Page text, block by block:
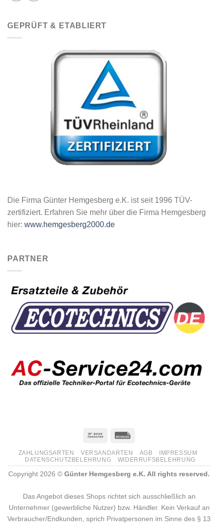
GEPRÜFT & ETABLIERT
Die Firma Günter Hemgesberg e.K. ist seit 1996 TÜV-
zertifiziert. Erfahren Sie mehr über die Firma Hemgesberg
hier: www.hemgesberg2000.de
PARTNER
ZAHLUNGSARTEN VERSANDARTEN AGB
IMPRESSUM
DATENSCHUTZBELEHRUNG
WIDERRUFSBELEHRUNG
Copyright 2026 © Günter Hemgesberg e.K. All rights reserved.
Das Angebot dieses Shops richtet sich ausschließlich an
Unternehmer (gewerbliche Nutzer) bzw. Händler. Kein Verkauf an
Verbraucher/Endkunden, sprich Privatpersonen im Sinne des § 13